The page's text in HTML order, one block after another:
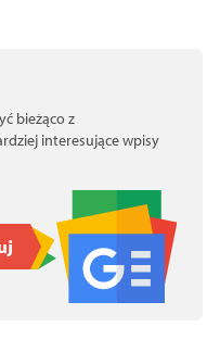
bieżąco z
interesujące wpisy